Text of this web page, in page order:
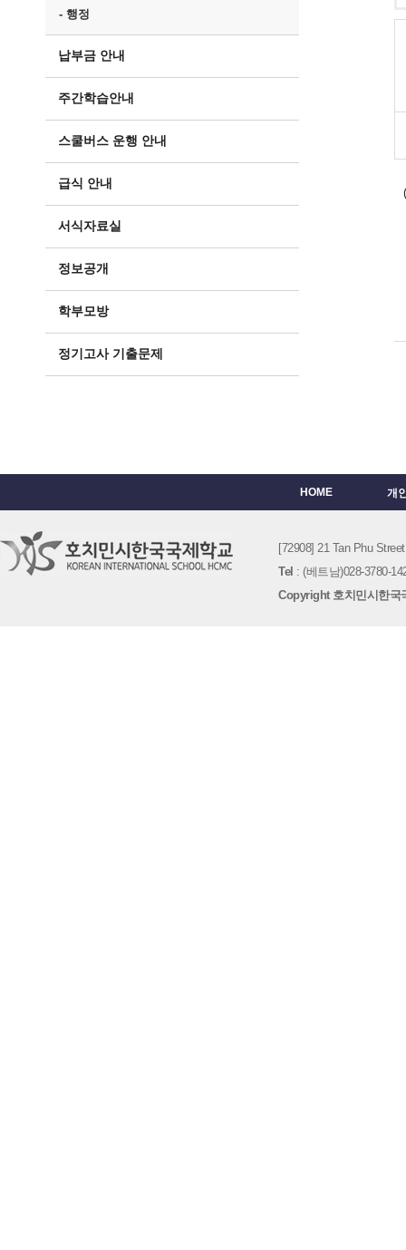
- 행정
납부금 안내
주간학습안내
스쿨버스 운행 안내
급식 안내
서식자료실
정보공개
학부모방
정기고사 기출문제
HOME 개
[72908] 21 Tan Phu
Tel : (베트남)028-3780-
Copyright 호치민시한국